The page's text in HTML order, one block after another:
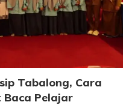
Tabalong, Cara
Pelajar